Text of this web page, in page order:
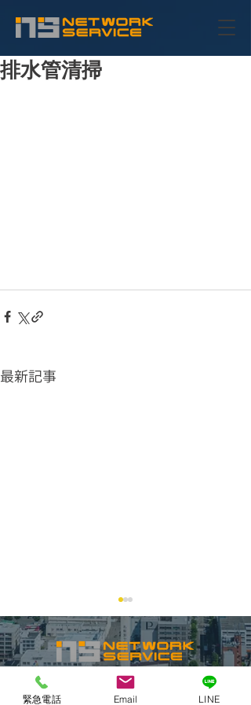
排水管清掃
最新記事
緊急電話 Email LINE